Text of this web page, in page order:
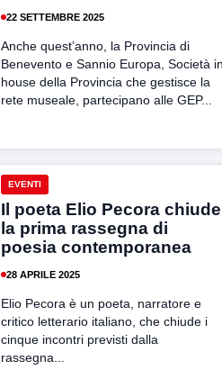
22 SETTEMBRE 2025
Anche quest’anno, la Provincia di
Benevento e Sannio Europa, Società in
house della Provincia che gestisce la
rete museale, partecipano alle GEP...
EVENTI
Il poeta Elio Pecora chiude
la prima rassegna di
poesia contemporanea
28 APRILE 2025
Elio Pecora è un poeta, narratore e
critico letterario italiano, che chiude i
cinque incontri previsti dalla
rassegna...